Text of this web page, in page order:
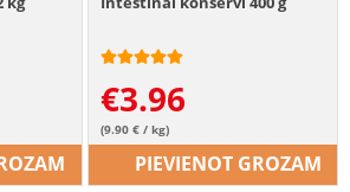
€3.96
(9.90 € / kg)
PIEVIENOT GROZAM